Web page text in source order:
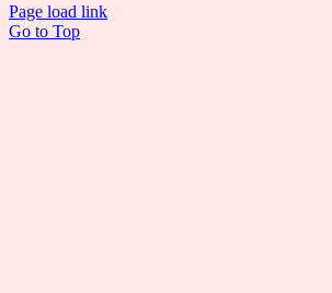
Page load link
Go to Top